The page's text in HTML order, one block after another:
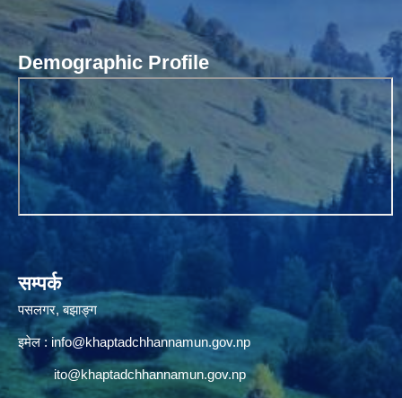
Demographic Profile
सम्पर्क
पसलगर, बझाङ्ग
इमेल : info@khaptadchhannamun.gov.np
ito@khaptadchhannamun.gov.np